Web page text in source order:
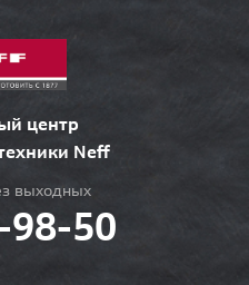
центр
Neff
выходных
98-50